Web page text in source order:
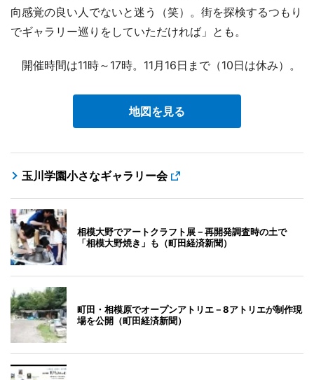
向感覚の良い人でないと迷う（笑）。街を探検するつもり
でギャラリー巡りをしていただければ」とも。
開催時間は11時～17時。11月16日まで（10日は休み）。
地図を見る
玉川学園小さなギャラリー会
相模大野でアートクラフト展－再開発調査時の土で
「相模大野焼き」も（町田経済新聞）
町田・相模原でオープンアトリエ－8アトリエが制作現
場を公開（町田経済新聞）